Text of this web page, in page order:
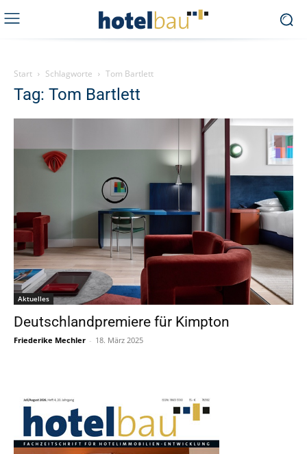
Start Schlagworte Tom Bartlett
Tag: Tom Bartlett
Aktuelles
Deutschlandpremiere für Kimpton
Friederike Mechler - 18. März 2025